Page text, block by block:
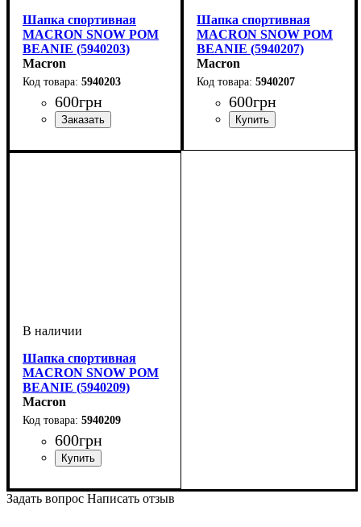
Шапка спортивная
MACRON SNOW POM
BEANIE (5940203)
Macron
5940203
600грн
Шапка спортивная
MACRON SNOW POM
BEANIE (5940207)
Macron
5940207
600грн
Шапка спортивная
MACRON SNOW POM
BEANIE (5940209)
Macron
5940209
600грн
Задать вопрос Написать отзыв